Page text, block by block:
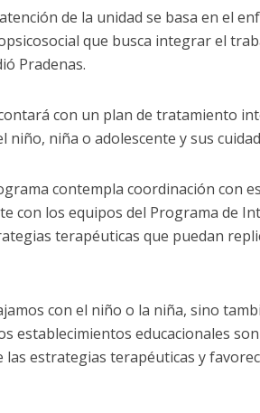
de la unidad se basa en el
que busca integrar el
Pradenas.
con un plan de tratamiento
niño, niña o adolescente y sus
contempla coordinación con
con los equipos del Programa de
terapéuticas que puedan
con el niño o la niña, sino
establecimientos educacionales
las estrategias terapéuticas y